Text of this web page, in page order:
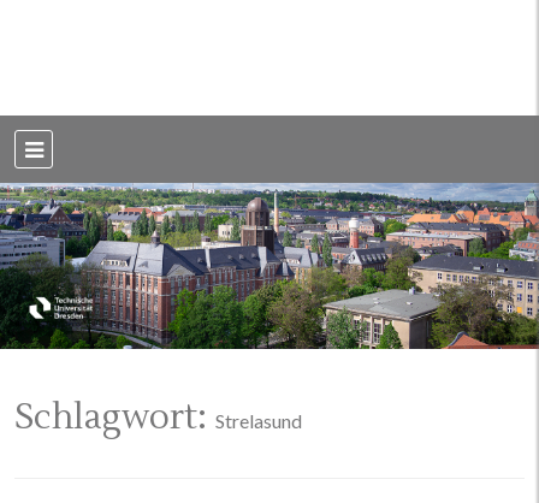
Dresden
Schlagwort: Strelasund